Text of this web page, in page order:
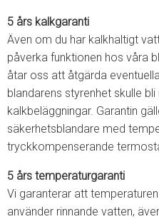
5 års kalkgaranti
Även om du har kalkhaltigt
påverka funktionen hos våra
åtar oss att åtgärda
blandarens styrenhet skulle
kalkbeläggningar. Garantin
säkerhetsblandare med
tryckkompenserande
5 års temperaturgaranti
Vi garanterar att
använder rinnande vatten,